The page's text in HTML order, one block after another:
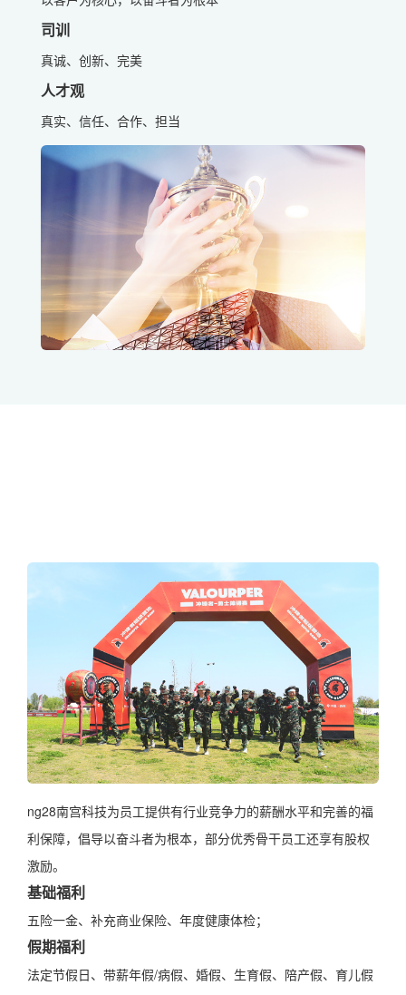
司训
真诚、创新、完美
人才观
真实、信任、合作、担当
ng28南宫科技为员工提供有行业竞争力的薪酬水平和完善的福
利保障，倡导以奋斗者为根本，部分优秀骨干员工还享有股权
激励。
基础福利
五险一金、补充商业保险、年度健康体检；
假期福利
法定节假日、带薪年假/病假、婚假、生育假、陪产假、育儿假